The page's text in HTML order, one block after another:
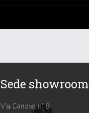
Sede showroom
Via Canova n° 8